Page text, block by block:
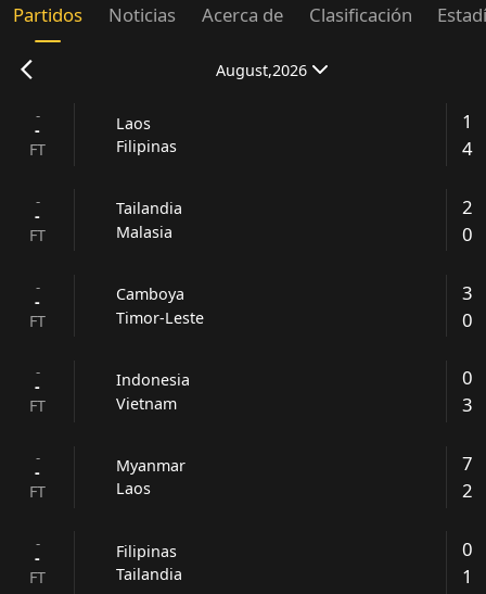
Partidos Noticias Acerca de Clasificación
August,2026
-
-
FT
Laos
Filipinas
1
4
-
-
FT
Tailandia
Malasia
2
0
-
-
FT
Camboya
Timor-Leste
3
0
-
-
FT
Indonesia
Vietnam
0
3
-
-
FT
Myanmar
Laos
7
2
-
-
FT
Filipinas
Tailandia
0
1